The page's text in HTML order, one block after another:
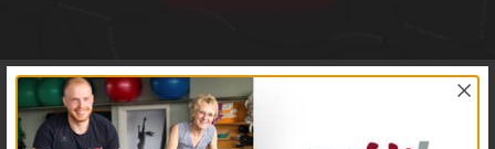
Schreib uns eine